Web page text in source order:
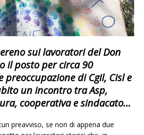
sui lavoratori del Don
il posto per circa 90
preoccupazione di Cgil, Cisl e
un incontro tra Asp,
cooperativa e sindacato…
preavviso, se non di appena due